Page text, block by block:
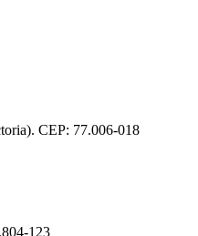
CEP: 77.006-018
123